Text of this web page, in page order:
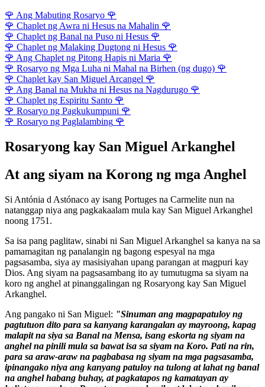
🌹 Ang Mabuting Rosaryo 🌹
🌹 Chaplet ng Awra ni Hesus na Mahalin 🌹
🌹 Chaplet ng Banal na Puso ni Hesus 🌹
🌹 Chaplet ng Malaking Dugtong ni Hesus 🌹
🌹 Ang Chaplet ng Pitong Hapis ni Maria 🌹
🌹 Rosaryo ng Mga Luha ni Mahal na Birhen (ng dugo) 🌹
🌹 Chaplet kay San Miguel Arcangel 🌹
🌹 Ang Banal na Mukha ni Hesus na Nagdurugo 🌹
🌹 Chaplet ng Espiritu Santo 🌹
🌹 Rosaryo ng Pagkukumpuni 🌹
🌹 Rosaryo ng Paglalambing 🌹
Rosaryong kay San Miguel Arkanghel
At ang siyam na Korong ng mga Anghel
Si Antónia d Astónaco ay isang Portuges na Carmelite nun na
natanggap niya ang pagkakaalam mula kay San Miguel Arkanghel
noong 1751.
Sa isa pang paglitaw, sinabi ni San Miguel Arkanghel sa kanya na sa
pamamagitan ng panalangin ng bagong espesyal na mga
pagsasamba, siya ay masisiyahan upang parangan at magpuri kay
Dios. Ang siyam na pagsasambang ito ay tumutugma sa siyam na
koro ng anghel at pinanggalingan ng Rosaryong kay San Miguel
Arkanghel.
Ang pangako ni San Miguel: "Sinuman ang magpapatuloy ng
pagtutuon dito para sa kanyang karangalan ay mayroong, kapag
malapit na siya sa Banal na Mensa, isang eskorta ng siyam na
anghel na pinili mula sa bawat isa sa siyam na Koro. Pati na rin,
para sa araw-araw na pagbabasa ng siyam na mga pagsasamba,
ipinangako niya ang kanyang patuloy na tulong at lahat ng banal
na anghel habang buhay, at pagkatapos ng kamatayan ay